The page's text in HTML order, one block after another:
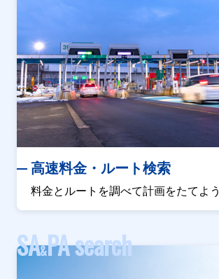
高速料金・ルート検索
料金とルートを調べて計画をたてよう
SA&PA search